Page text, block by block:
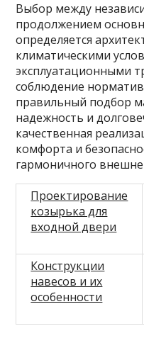
Выбор между
продолжением
определяется
климатическими
эксплуатационными
соблюдение
правильный подбор
надежность и
качественная
комфорта и
гармоничного
Проектирование
козырька для
входной двери
Конструкции
навесов и их
особенности